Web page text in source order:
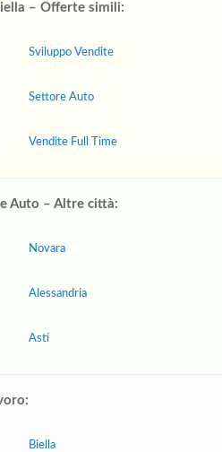
– Offerte simili:
Sviluppo Vendite
Settore Auto
Vendite Full Time
Auto – Altre città:
Novara
Alessandria
Asti
Biella